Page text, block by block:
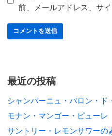
前、メールアドレス、サイ
最近の投稿
シャンパーニュ・バロン・ド
モナン・マンゴー・ピューレ
サントリー・レモンサワーの